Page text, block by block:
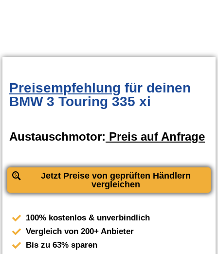
Preisempfehlung für deinen
BMW 3 Touring 335 xi
Austauschmotor: Preis auf Anfrage
Jetzt Preise von geprüften Händlern
vergleichen
100% kostenlos & unverbindlich
Vergleich von 200+ Anbieter
Bis zu 63% sparen